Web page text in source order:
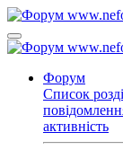
Форум
Список
активність